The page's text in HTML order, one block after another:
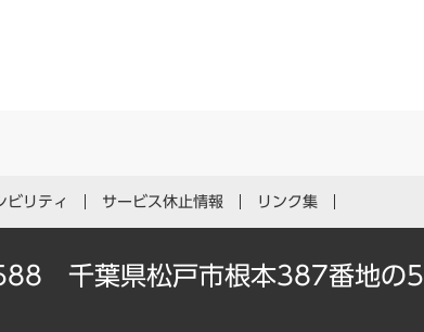
ビリティ サービス休止情報 リンク集
千葉県松戸市根本387番地の5